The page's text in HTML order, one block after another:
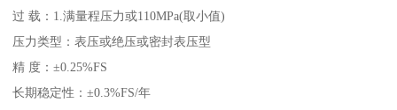
过 载：1.满量程压力或110MPa(取小值)
压力类型：表压或绝压或密封表压型
精 度：±0.25%FS
长期稳定性：±0.3%FS/年